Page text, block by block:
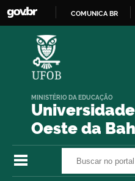
COMUNICA BR
Oeste da
MINISTÉRIO DA EDUCAÇÃO